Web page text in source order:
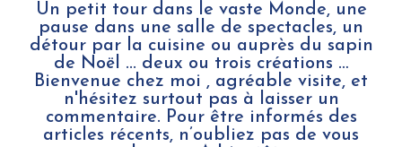
Un petit tour dans le vaste Monde, une
pause dans une salle de spectacles, un
détour par la cuisine ou auprès du sapin
de Noël ... deux ou trois créations …
Bienvenue chez moi , agréable visite, et
n'hésitez surtout pas à laisser un
commentaire. Pour être informés des
articles récents, n’oubliez pas de vous